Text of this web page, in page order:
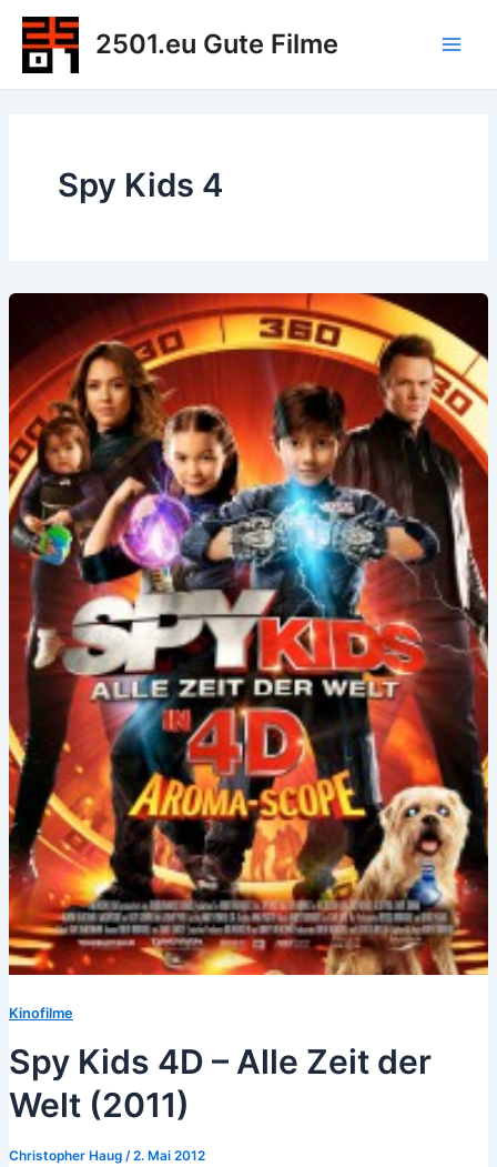
Zum
Inhalt
springen
2501.eu Gute Filme
Spy Kids 4
Kinofilme
Spy Kids 4D – Alle Zeit der
Welt (2011)
Christopher Haug /2. Mai 2012